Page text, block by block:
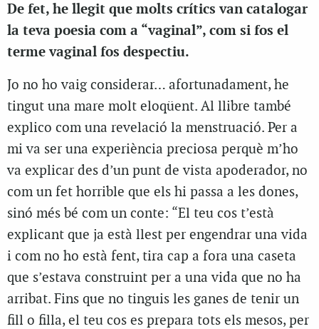
De fet, he llegit que molts crítics van catalogar
la teva poesia com a “vaginal”, com si fos el
terme vaginal fos despectiu.
Jo no ho vaig considerar… afortunadament, he
tingut una mare molt eloqüent. Al llibre també
explico com una revelació la menstruació. Per a
mi va ser una experiència preciosa perquè m’ho
va explicar des d’un punt de vista apoderador, no
com un fet horrible que els hi passa a les dones,
sinó més bé com un conte: “El teu cos t’està
explicant que ja està llest per engendrar una vida
i com no ho està fent, tira cap a fora una caseta
que s’estava construint per a una vida que no ha
arribat. Fins que no tinguis les ganes de tenir un
fill o filla, el teu cos es prepara tots els mesos, per